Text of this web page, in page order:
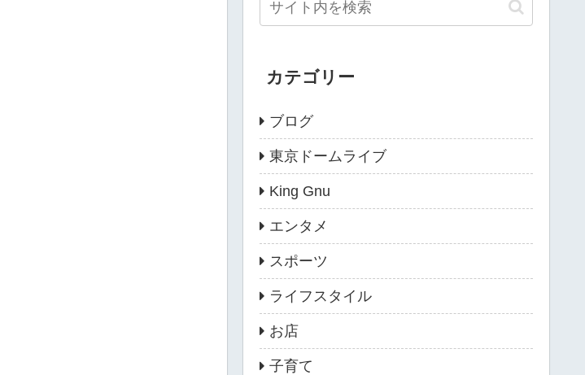
カテゴリー
ブログ
東京ドームライブ
King Gnu
エンタメ
スポーツ
ライフスタイル
お店
子育て